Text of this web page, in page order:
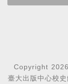
Copyright
臺大出版中心校